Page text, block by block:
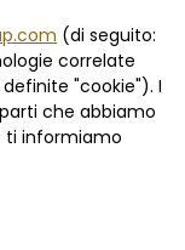
(di seguito:
correlate
"cookie"). I
che abbiamo
ti informiamo